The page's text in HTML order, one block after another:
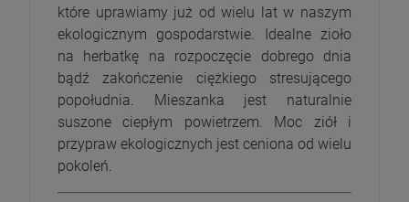
które uprawiamy już od wielu lat w naszym
ekologicznym gospodarstwie. Idealne zioło
na herbatkę na rozpoczęcie dobrego dnia
bądź zakończenie ciężkiego stresującego
popołudnia. Mieszanka jest naturalnie
suszone ciepłym powietrzem. Moc ziół i
przypraw ekologicznych jest ceniona od wielu
pokoleń.